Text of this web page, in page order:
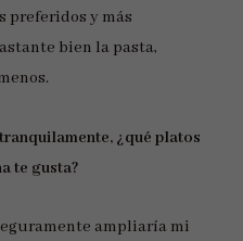
preferidos y más
bien la pasta,
¿qué platos
te gusta?
ampliaría mi